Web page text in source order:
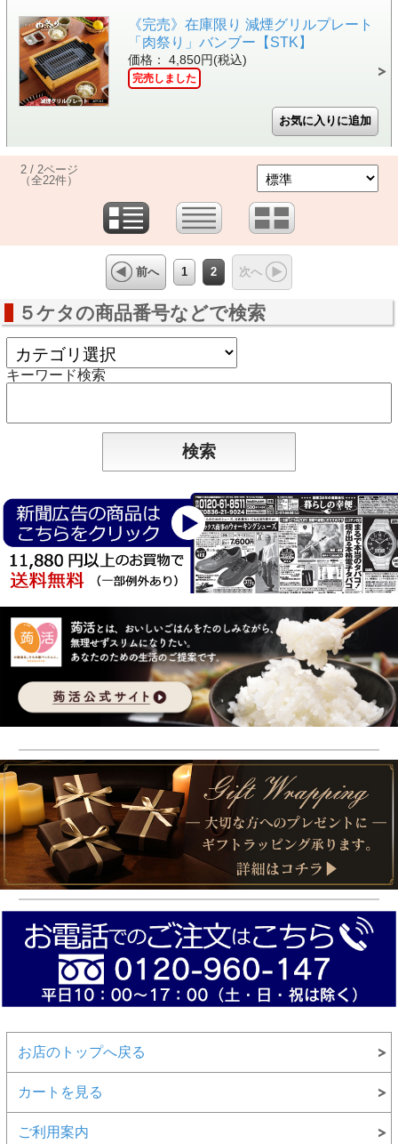
《完売》在庫限り 減煙グリルプレート
「肉祭り」バンブー【STK】
価格： 4,850円(税込)
完売しました
2 / 2ページ
（全22件）
前へ 1 2 次へ
５ケタの商品番号などで検索
キーワード検索
お店のトップへ戻る
カートを見る
ご利用案内